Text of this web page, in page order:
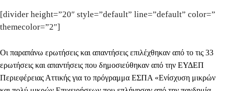
[divider height=”20″ style=”default” line=”default” color=”
themecolor=”2″]
Οι παραπάνω ερωτήσεις και απαντήσεις επιλέχθηκαν από το τις 33
ερωτήσεις και απαντήσεις που δημοσιεύθηκαν από την ΕΥΔΕΠ
Περιεφέρειας Αττικής για το πρόγραμμα ΕΣΠΑ «Ενίσχυση μικρών